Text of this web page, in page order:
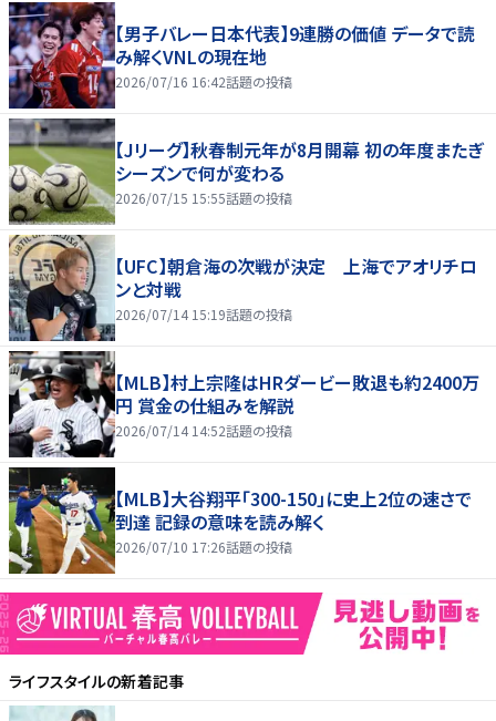
【男子バレー日本代表】9連勝の価値 データで読
み解くVNLの現在地
2026/07/16 16:42話題の投稿
【Jリーグ】秋春制元年が8月開幕 初の年度またぎ
シーズンで何が変わる
2026/07/15 15:55話題の投稿
【UFC】朝倉海の次戦が決定 上海でアオリチロ
ンと対戦
2026/07/14 15:19話題の投稿
【MLB】村上宗隆はHRダービー敗退も約2400万
円 賞金の仕組みを解説
2026/07/14 14:52話題の投稿
【MLB】大谷翔平「300-150」に史上2位の速さで
到達 記録の意味を読み解く
2026/07/10 17:26話題の投稿
ライフスタイルの新着記事